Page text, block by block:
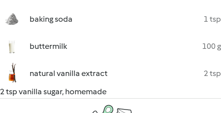
baking soda 1 tsp
buttermilk 100 g
natural vanilla extract
2 tsp
2 tsp vanilla sugar, homemade